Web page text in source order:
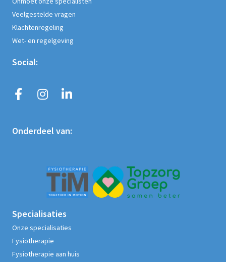
Veelgestelde vragen
Klachtenregeling
Wet- en regelgeving
Social:
Onderdeel van:
Specialisaties
Onze specialisaties
Fysiotherapie
Fysiotherapie aan huis